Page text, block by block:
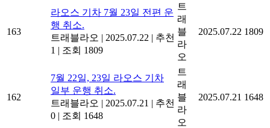
163
라오스 기차 7월 23일 전편 운
행 취소.
트래블라오 | 2025.07.22 | 추천
1 | 조회 1809
트
래
블
라
오
2025.07.22 1809
162
7월 22일, 23일 라오스 기차
일부 운행 취소.
트래블라오 | 2025.07.21 | 추천
0 | 조회 1648
트
래
블
라
오
2025.07.21 1648